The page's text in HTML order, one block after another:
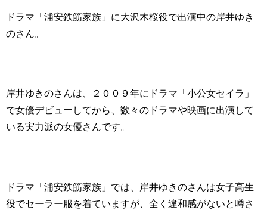
ドラマ「浦安鉄筋家族」に大沢木桜役で出演中の岸井ゆき
のさん。
岸井ゆきのさんは、２００９年にドラマ「小公女セイラ」
で女優デビューしてから、数々のドラマや映画に出演して
いる実力派の女優さんです。
ドラマ「浦安鉄筋家族」では、岸井ゆきのさんは女子高生
役でセーラー服を着ていますが、全く違和感がないと噂さ